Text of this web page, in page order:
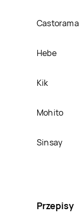
Castorama
Hebe
Kik
Mohito
Sinsay
Przepisy